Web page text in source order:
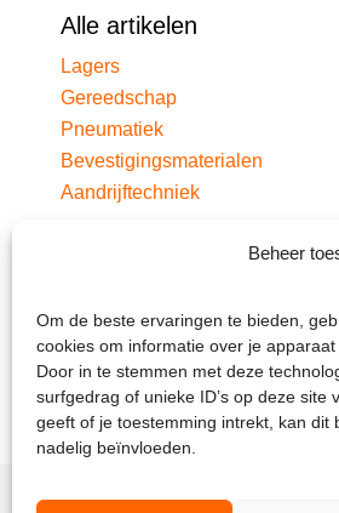
Beheer
Om de beste ervaringen te bieden,
cookies om informatie over je
Door in te stemmen met deze
surfgedrag of unieke ID’s op deze site
geeft of je toestemming intrekt, kan dit
nadelig beïnvloeden.
Alle artikelen
Lagers
Gereedschap
Pneumatiek
Bevestigingsmaterialen
Aandrijftechniek